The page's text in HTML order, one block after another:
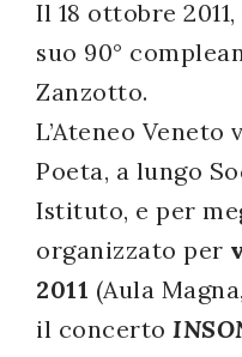
Il 18 ottobre
suo 90°
Zanzotto.
L’Ateneo
Poeta, a lungo
Istituto, e per
organizzato per
2011 (Aula
il concerto
decreto
196/03
Registrazione
avvenuta con
successo!